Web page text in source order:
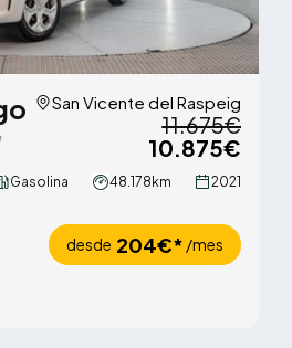
San Vicente del Raspeig
11.675€
10.875€
Gasolina 48.178km 2021
desde 204€* /mes